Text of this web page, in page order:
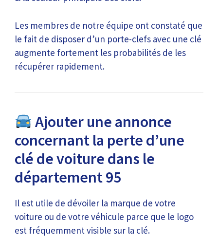
Les membres de notre équipe ont constaté que
le fait de disposer d’un porte-clefs avec une clé
augmente fortement les probabilités de les
récupérer rapidement.
Ajouter une annonce
concernant la perte d’une
clé de voiture dans le
département 95
Il est utile de dévoiler la marque de votre
voiture ou de votre véhicule parce que le logo
est fréquemment visible sur la clé.